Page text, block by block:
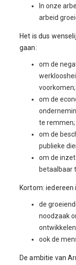
In onze
arbeid
Het is dus
gaan:
om de
voorkomen;
om de
te remmen;
om de
publieke
om de
betaalbaar
Kortom: iedereen
de
noodzaak
ook de
De ambitie van